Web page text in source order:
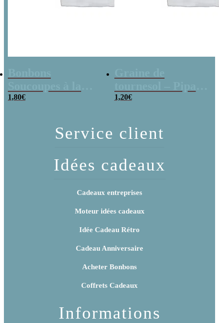
poudre (x20)
1,80€
x 3
1,20€
Service client
Idées cadeaux
Cadeaux entreprises
Moteur idées cadeaux
Idée Cadeau Rétro
Cadeau Anniversaire
Acheter Bonbons
Coffrets Cadeaux
Informations